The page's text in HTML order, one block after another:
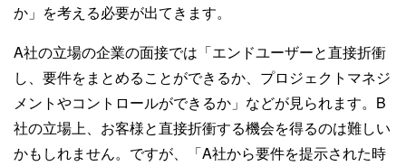
か」を考える必要が出てきます。
A社の立場の企業の面接では「エンドユーザーと直接折衝
し、要件をまとめることができるか、プロジェクトマネジ
メントやコントロールができるか」などが見られます。B
社の立場上、お客様と直接折衝する機会を得るのは難しい
かもしれません。ですが、「A社から要件を提示された時